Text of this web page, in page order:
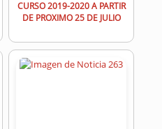
CURSO 2019-2020 A PARTIR
DE PROXIMO 25 DE JULIO